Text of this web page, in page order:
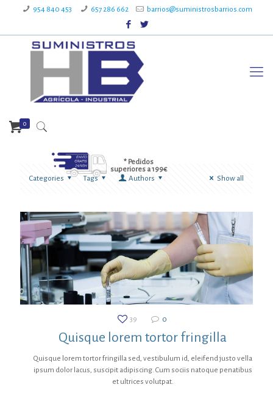
954 840 453 657 286 662 barrios@suministrosbarrios.com
* Pedidos
superiores a 199€
0
Categories Tags Authors Show all
39 0
Quisque lorem tortor fringilla
Quisque lorem tortor fringilla sed, vestibulum id, eleifend justo vella
ipsum dolor lacus, suscipit adipiscing. Cum sociis natoque penatibus
et ultrices volutpat.